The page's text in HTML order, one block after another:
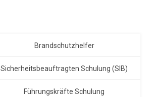
Brandschutzhelfer
Sicherheitsbeauftragten Schulung (SIB)
Führungskräfte Schulung